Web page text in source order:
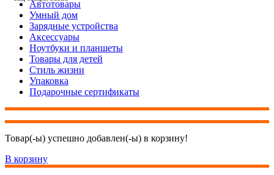
Автотовары
Умный дом
Зарядные устройства
Аксессуары
Ноутбуки и планшеты
Товары для детей
Стиль жизни
Упаковка
Подарочные сертификаты
Товар(-ы) успешно добавлен(-ы) в корзину!
В корзину